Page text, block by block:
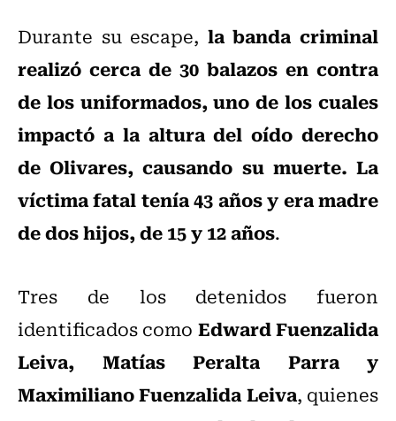
Durante su escape, la banda criminal
realizó cerca de 30 balazos en contra
de los uniformados, uno de los cuales
impactó a la altura del oído derecho
de Olivares, causando su muerte. La
víctima fatal tenía 43 años y era madre
de dos hijos, de 15 y 12 años.
Tres de los detenidos fueron
identificados como Edward Fuenzalida
Leiva, Matías Peralta Parra y
Maximiliano Fuenzalida Leiva, quienes